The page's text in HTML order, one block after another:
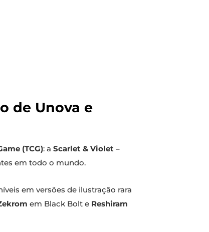
de Unova e
(TCG): a Scarlet & Violet –
em todo o mundo.
em versões de ilustração rara
em Black Bolt e Reshiram